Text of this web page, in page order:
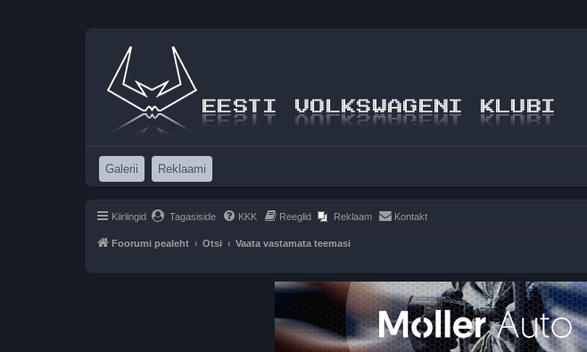
Galerii (Opens a new tab)
Reklaami
Kiirlingid Tagasiside KKK Reeglid Reklaam Kontakt
Foorumi pealeht Otsi Vaata vastamata teemasi